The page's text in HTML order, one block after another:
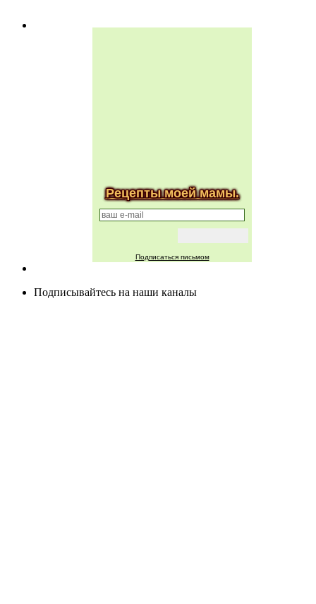
Рецепты моей мамы.
Подписаться письмом
Подписывайтесь на наши каналы